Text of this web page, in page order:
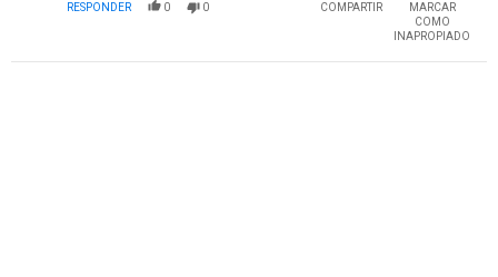
RESPONDER 0 0 COMPARTIR
MARCAR
COMO
INAPROPIADO